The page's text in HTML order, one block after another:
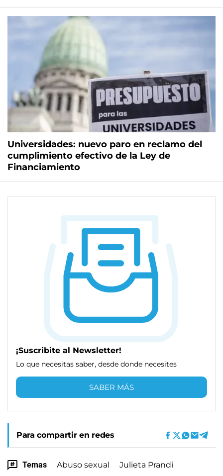
Universidades: nuevo paro en reclamo del
cumplimiento efectivo de la Ley de
Financiamiento
¡Suscribite al Newsletter!
Lo que necesitas saber, desde donde necesites
SABER MÁS
Para compartir en redes
Temas Abuso sexual Julieta Prandi